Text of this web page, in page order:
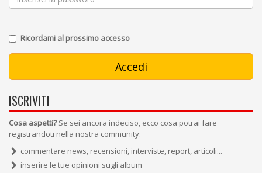
Ricordami al prossimo accesso
ISCRIVITI
Cosa aspetti?Se sei ancora indeciso, ecco cosa potrai fare
registrandoti nella nostra community:
commentare news, recensioni, interviste, report, articoli...
inserire le tue opinioni sugli album